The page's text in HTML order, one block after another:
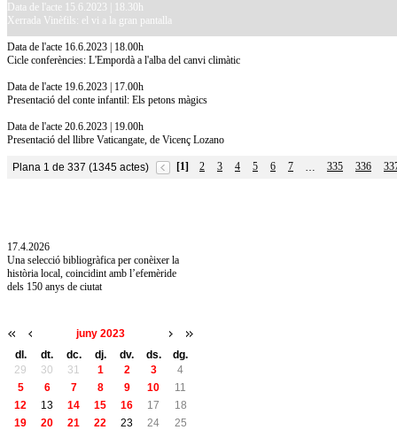
Data de l'acte 15.6.2023 | 18.30h
Xerrada Vinèfils: el vi a la gran pantalla
Data de l'acte 16.6.2023 | 18.00h
Cicle conferències: L'Empordà a l'alba del canvi climàtic
Data de l'acte 19.6.2023 | 17.00h
Presentació del conte infantil: Els petons màgics
Data de l'acte 20.6.2023 | 19.00h
Presentació del llibre Vaticangate, de Vicenç Lozano
Plana 1 de 337 (1345 actes) [1] 2 3 4 5 6 7 … 335 336
17.4.2026
Una selecció bibliogràfica per conèixer la
història local, coincidint amb l’efemèride
dels 150 anys de ciutat
juny 2023
dl.
dt. dc. dj. dv. ds.
dg.
29
30 31 1 2 3
4
5
6 7 8 9 10
11
12
13 14 15 16 17
18
19
20 21 22 23 24
25